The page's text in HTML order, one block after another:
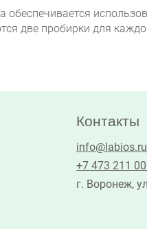
обеспечивается
две пробирки для
Контакты
info@labios.ru
+7 473 211
г. Воронеж,